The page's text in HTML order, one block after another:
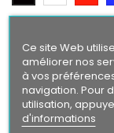
Texte/ Logo
Noir
Blanc Rouge
Bleu
OrangeViolet
Ce site Web
améliorer nos
à vos
navigation. Pour
utilisation,
d'informations